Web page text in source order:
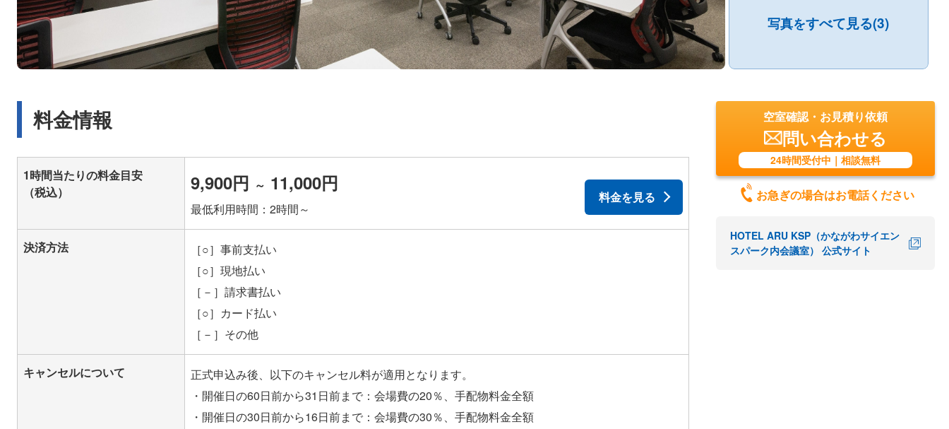
写真をすべて見る(3)
料金情報
1時間当たりの料金目安
（税込）
9,900円 ～ 11,000円
最低利用時間：2時間～
料金を見る
決済方法
［○］事前支払い
［○］現地払い
［－］請求書払い
［○］カード払い
［－］その他
キャンセルについて
正式申込み後、以下のキャンセル料が適用となります。
・開催日の60日前から31日前まで：会場費の20％、手配物料金全額
・開催日の30日前から16日前まで：会場費の30％、手配物料金全額
空室確認・お見積り依頼
問い合わせる
24時間受付中｜相談無料
お急ぎの場合はお電話ください
HOTEL ARU KSP（かながわサイエン
スパーク内会議室） 公式サイト